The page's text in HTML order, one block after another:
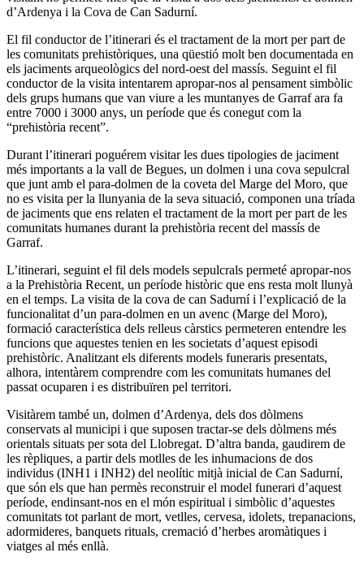
d’Ardenya i la Cova de Can Sadurní.
El fil conductor de l’itinerari és el tractament de la mort per part de
les comunitats prehistòriques, una qüestió molt ben documentada en
els jaciments arqueològics del nord-oest del massís. Seguint el fil
conductor de la visita intentarem apropar-nos al pensament simbòlic
dels grups humans que van viure a les muntanyes de Garraf ara fa
entre 7000 i 3000 anys, un període que és conegut com la
“prehistòria recent”.
Durant l’itinerari poguérem visitar les dues tipologies de jaciment
més importants a la vall de Begues, un dolmen i una cova sepulcral
que junt amb el para-dolmen de la coveta del Marge del Moro, que
no es visita per la llunyania de la seva situació, componen una tríada
de jaciments que ens relaten el tractament de la mort per part de les
comunitats humanes durant la prehistòria recent del massís de
Garraf.
L’itinerari, seguint el fil dels models sepulcrals permeté apropar-nos
a la Prehistòria Recent, un període històric que ens resta molt llunyà
en el temps. La visita de la cova de can Sadurní i l’explicació de la
funcionalitat d’un para-dolmen en un avenc (Marge del Moro),
formació característica dels relleus càrstics permeteren entendre les
funcions que aquestes tenien en les societats d’aquest episodi
prehistòric. Analitzant els diferents models funeraris presentats,
alhora, intentàrem comprendre com les comunitats humanes del
passat ocuparen i es distribuïren pel territori.
Visitàrem també un, dolmen d’Ardenya, dels dos dòlmens
conservats al municipi i que suposen tractar-se dels dòlmens més
orientals situats per sota del Llobregat. D’altra banda, gaudirem de
les rèpliques, a partir dels motlles de les inhumacions de dos
individus (INH1 i INH2) del neolític mitjà inicial de Can Sadurní,
que són els que han permès reconstruir el model funerari d’aquest
període, endinsant-nos en el món espiritual i simbòlic d’aquestes
comunitats tot parlant de mort, vetlles, cervesa, idolets, trepanacions,
adormideres, banquets rituals, cremació d’herbes aromàtiques i
viatges al més enllà.